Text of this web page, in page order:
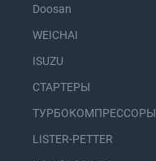
Doosan
WEICHAI
ISUZU
СТАРТЕРЫ
ТУРБОКОМПРЕССОРЫ
LISTER-PETTER